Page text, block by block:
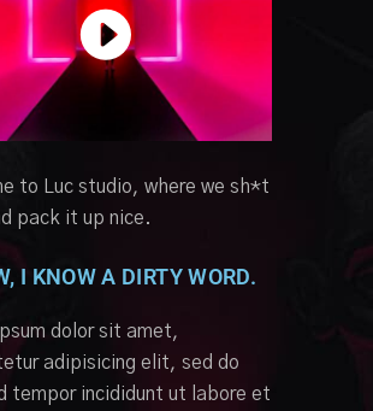
to Luc studio, where we sh*t
pack it up nice.
I KNOW A DIRTY WORD.
dolor sit amet,
adipisicing elit, sed do
tempor incididunt ut labore et